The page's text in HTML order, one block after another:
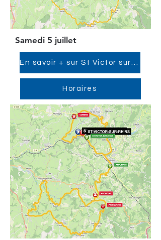
Samedi 5 juillet
En savoir + sur St Victor sur Rhins
Horaires